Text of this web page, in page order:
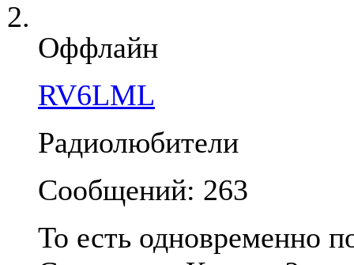
Оффлайн
RV6LML
Радиолюбители
Сообщений: 263
То есть одновременно